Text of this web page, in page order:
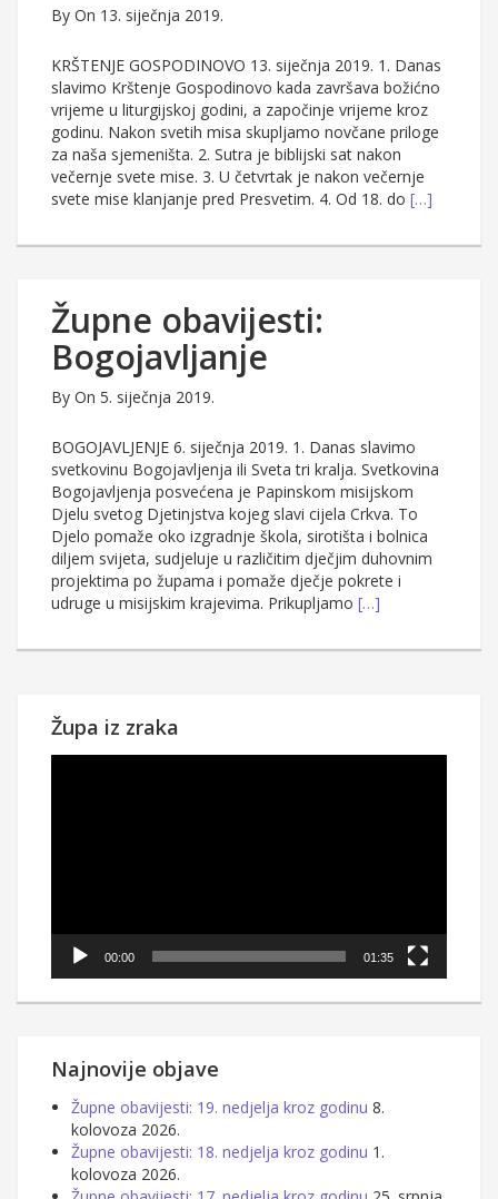
By On 13. siječnja 2019.
KRŠTENJE GOSPODINOVO 13. siječnja 2019. 1. Danas
slavimo Krštenje Gospodinovo kada završava božićno
vrijeme u liturgijskoj godini, a započinje vrijeme kroz
godinu. Nakon svetih misa skupljamo novčane priloge
za naša sjemeništa. 2. Sutra je biblijski sat nakon
večernje svete mise. 3. U četvrtak je nakon večernje
svete mise klanjanje pred Presvetim. 4. Od 18. do […]
Župne obavijesti:
Bogojavljanje
By On 5. siječnja 2019.
BOGOJAVLJENJE 6. siječnja 2019. 1. Danas slavimo
svetkovinu Bogojavljenja ili Sveta tri kralja. Svetkovina
Bogojavljenja posvećena je Papinskom misijskom
Djelu svetog Djetinjstva kojeg slavi cijela Crkva. To
Djelo pomaže oko izgradnje škola, sirotišta i bolnica
diljem svijeta, sudjeluje u različitim dječjim duhovnim
projektima po župama i pomaže dječje pokrete i
udruge u misijskim krajevima. Prikupljamo […]
Župa iz zraka
00:00 01:35
Najnovije objave
Župne obavijesti: 19. nedjelja kroz godinu 8.
kolovoza 2026.
Župne obavijesti: 18. nedjelja kroz godinu 1.
kolovoza 2026.